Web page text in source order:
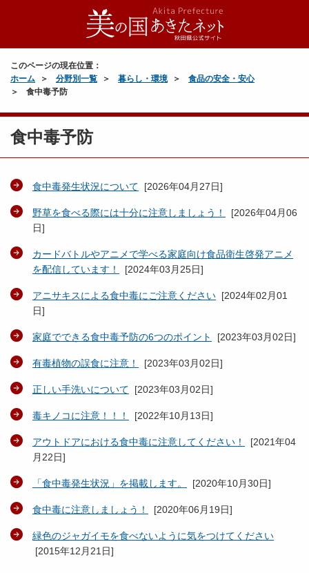
このページの現在位置：
ホーム
分野別一覧 暮らし・環境
食品の安全・安心
食中毒予防
食中毒予防
食中毒発生状況について [2026年04月27日]
野草を食べる際には十分に注意しましょう！ [2026年04月06
日]
カードバトルやアニメで学べる家庭向け食品衛生啓発アニメ
を配信しています！
[2024年03月25日]
アニサキスによる食中毒にご注意ください [2024年02月01
日]
家庭でできる食中毒予防の6つのポイント [2023年03月02日]
有毒植物の誤食に注意！ [2023年03月02日]
正しい手洗いについて [2023年03月02日]
毒キノコに注意！！！ [2022年10月13日]
アウトドアにおける食中毒に注意してください！ [2021年04
月22日]
「食中毒発生状況」を掲載します。 [2020年10月30日]
食中毒に注意しましょう！ [2020年06月19日]
緑色のジャガイモを食べないように気をつけてください
[2015年12月21日]